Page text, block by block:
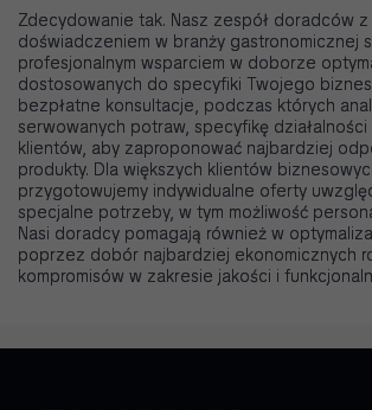
Zdecydowanie tak. Nasz zespół doradców
doświadczeniem w branży gastronomicznej
profesjonalnym wsparciem w doborze
dostosowanych do specyfiki Twojego
bezpłatne konsultacje, podczas których
serwowanych potraw, specyfikę
klientów, aby zaproponować najbardziej
produkty. Dla większych klientów
przygotowujemy indywidualne oferty
specjalne potrzeby, w tym możliwość
Nasi doradcy pomagają również w
poprzez dobór najbardziej ekonomicznych
kompromisów w zakresie jakości i